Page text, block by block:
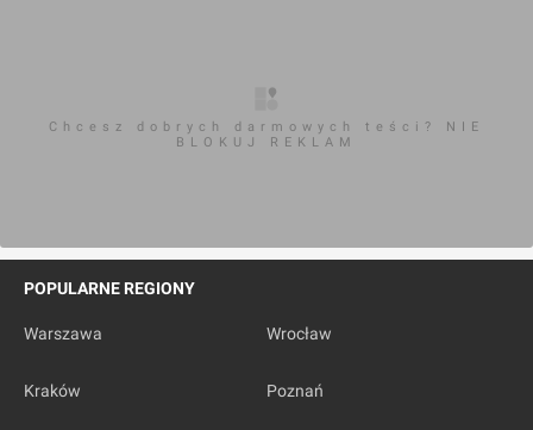
Chcesz dobrych darmowych teści? NIE
BLOKUJ REKLAM
POPULARNE REGIONY
Warszawa Wrocław
Kraków Poznań